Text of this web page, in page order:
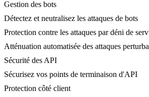
Gestion des bots
Détectez et neutralisez les attaques de bots
Protection contre les attaques par déni de
Atténuation automatisée des attaques
Sécurité des API
Sécurisez vos points de terminaison d'API
Protection côté client